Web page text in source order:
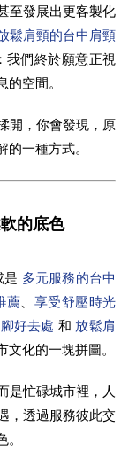
至發展出更客製化
鬆肩頸的台中肩頸
我們終於願意正視
空間。
開，你會發現，原
一種方式。
的底色
是 多元服務的台中
薦
享受舒壓時光
好去處 和 放鬆肩
文化的一塊拼圖。
是忙碌城市裡，人
，透過服務彼此交